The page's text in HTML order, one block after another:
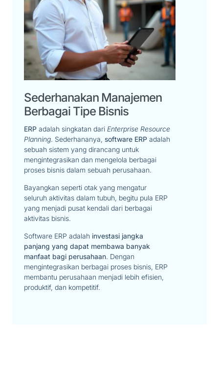
Sederhanakan Manajemen
Berbagai Tipe Bisnis
ERPadalah singkatan dari Enterprise Resource
Planning. Sederhananya, software ERPadalah
sebuah sistem yang dirancang untuk
mengintegrasikan dan mengelola berbagai
proses bisnis dalam sebuah perusahaan.
Bayangkan seperti otak yang mengatur
seluruh aktivitas dalam tubuh, begitu pula ERP
yang menjadi pusat kendali dari berbagai
aktivitas bisnis.
Software ERP adalah investasi jangka
panjang yang dapat membawa banyak
manfaat bagi perusahaan. Dengan
mengintegrasikan berbagai proses bisnis, ERP
membantu perusahaan menjadi lebih efisien,
produktif, dan kompetitif.